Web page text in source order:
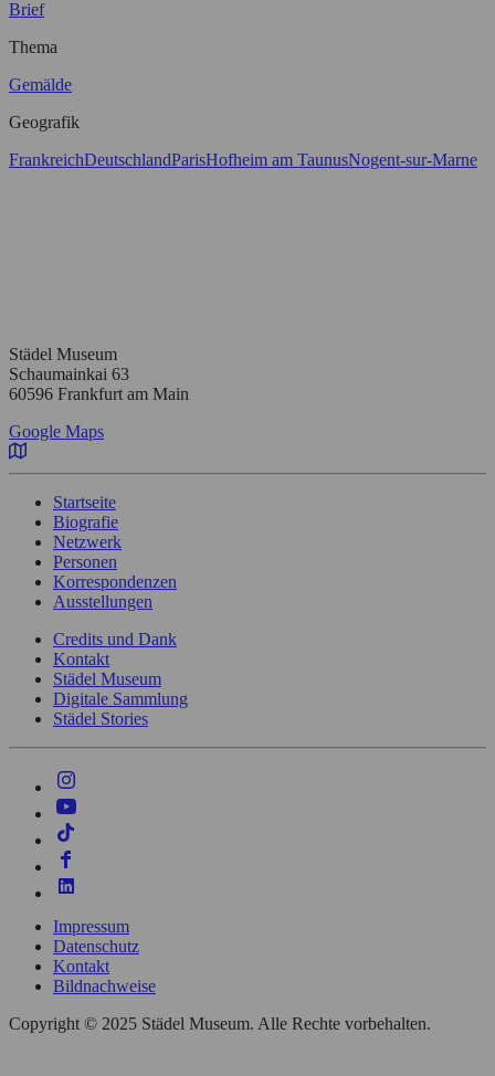
Brief
Thema
Gemälde
Geografik
FrankreichDeutschlandParisHofheim am TaunusNogent-sur-Marne
Städel Museum
Schaumainkai 63
60596 Frankfurt am Main
Google Maps
Startseite
Biografie
Netzwerk
Personen
Korrespondenzen
Ausstellungen
Credits und Dank
Kontakt
Städel Museum
Digitale Sammlung
Städel Stories
Impressum
Datenschutz
Kontakt
Bildnachweise
Copyright © 2025 Städel Museum. Alle Rechte vorbehalten.